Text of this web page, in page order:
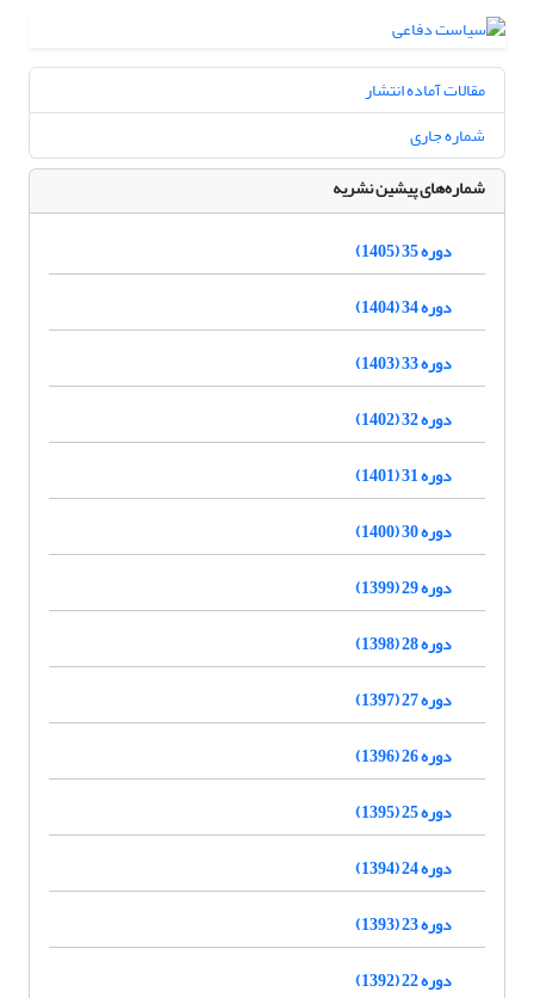
مقالات آماده انتشار
شماره جاری
شماره‌های پیشین نشریه
دوره 35 (1405)
دوره 34 (1404)
دوره 33 (1403)
دوره 32 (1402)
دوره 31 (1401)
دوره 30 (1400)
دوره 29 (1399)
دوره 28 (1398)
دوره 27 (1397)
دوره 26 (1396)
دوره 25 (1395)
دوره 24 (1394)
دوره 23 (1393)
دوره 22 (1392)